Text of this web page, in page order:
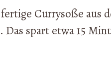
Currysoße aus
spart etwa 15